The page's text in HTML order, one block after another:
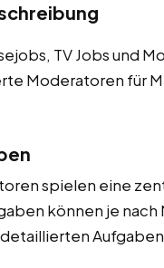
TV Jobs und
Moderatoren für
spielen eine
können je